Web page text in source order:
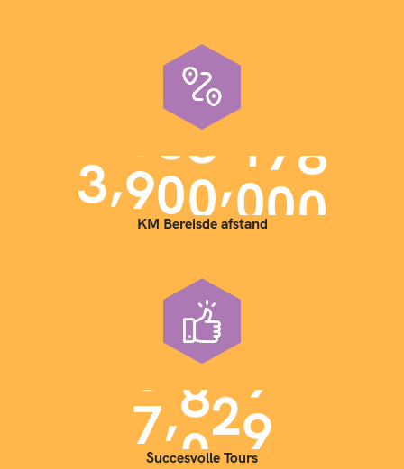
3,900,000
KM Bereisde afstand
7,000
Succesvolle Tours